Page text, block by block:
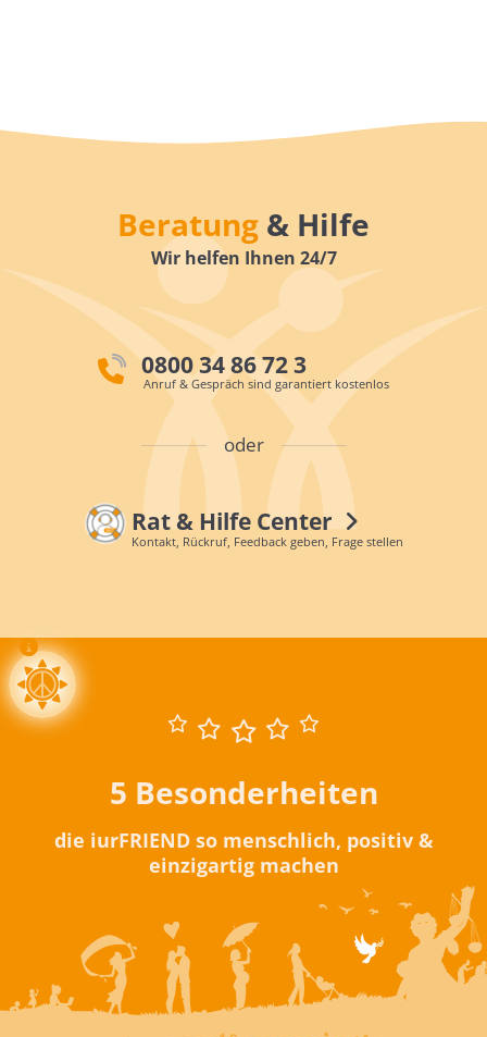
Beratung & Hilfe
Wir helfen Ihnen 24/7
0800 34 86 72 3
Anruf & Gespräch sind garantiert kostenlos
oder
Rat & Hilfe Center
Kontakt, Rückruf, Feedback geben, Frage stellen
5 Besonderheiten
die iurFRIEND so menschlich, positiv &
einzigartig machen